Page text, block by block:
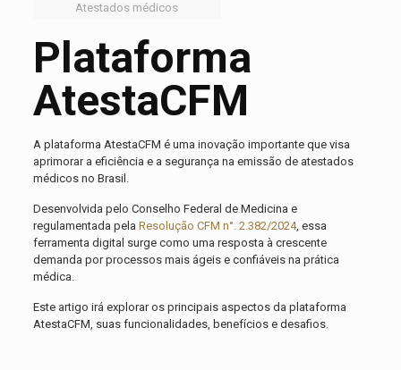
Atestados médicos
Plataforma
AtestaCFM
A plataforma AtestaCFM é uma inovação importante que visa
aprimorar a eficiência e a segurança na emissão de atestados
médicos no Brasil.
Desenvolvida pelo Conselho Federal de Medicina e
regulamentada pela Resolução CFM n°. 2.382/2024, essa
ferramenta digital surge como uma resposta à crescente
demanda por processos mais ágeis e confiáveis na prática
médica.
Este artigo irá explorar os principais aspectos da plataforma
AtestaCFM, suas funcionalidades, benefícios e desafios.